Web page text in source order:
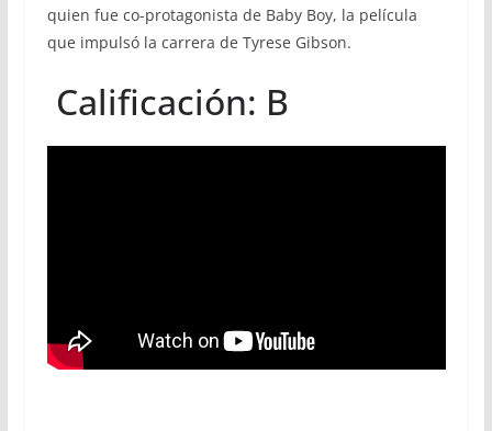
quien fue co-protagonista de Baby Boy, la película
que impulsó la carrera de Tyrese Gibson.
Calificación: B